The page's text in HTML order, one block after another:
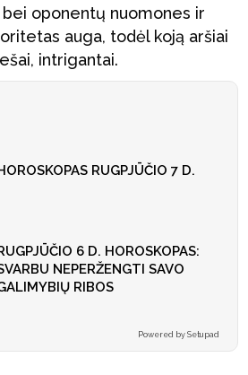
oponentų nuomones ir
auga, todėl koją aršiai
intrigantai.
RUGPJŪČIO 7 D.
6 D. HOROSKOPAS:
NEPERŽENGTI SAVO
RIBOS
Powered by Setupad